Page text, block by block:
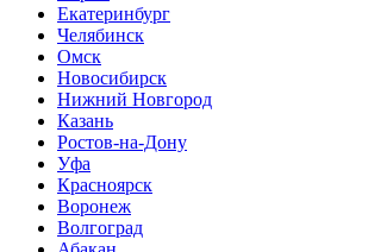
Екатеринбург
Челябинск
Омск
Новосибирск
Нижний Новгород
Казань
Ростов-на-Дону
Уфа
Красноярск
Воронеж
Волгоград